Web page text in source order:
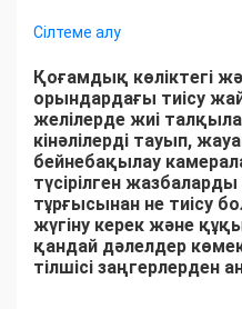
Сілтеме алу
Қоғамдық көліктегі
орындардағы тиісу
желілерде жиі
кінәлілерді тауып,
бейнебақылау
түсірілген
тұрғысынан не тиісу
жүгіну керек және
қандай дәлелдер
тілшісі заңгерлерден